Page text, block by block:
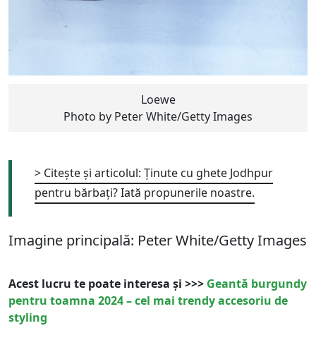
Loewe
Photo by Peter White/Getty Images
> Citește și articolul: Ținute cu ghete Jodhpur
pentru bărbați? Iată propunerile noastre.
Imagine principală: Peter White/Getty Images
Acest lucru te poate interesa și >>> Geantă burgundy
pentru toamna 2024 – cel mai trendy accesoriu de
styling